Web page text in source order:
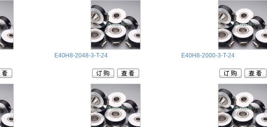
E40H8-2048-3-T-24 E40H8-2000-3-T-24